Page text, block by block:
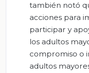
también notó
acciones para
participar y
los adultos
compromiso o
adultos